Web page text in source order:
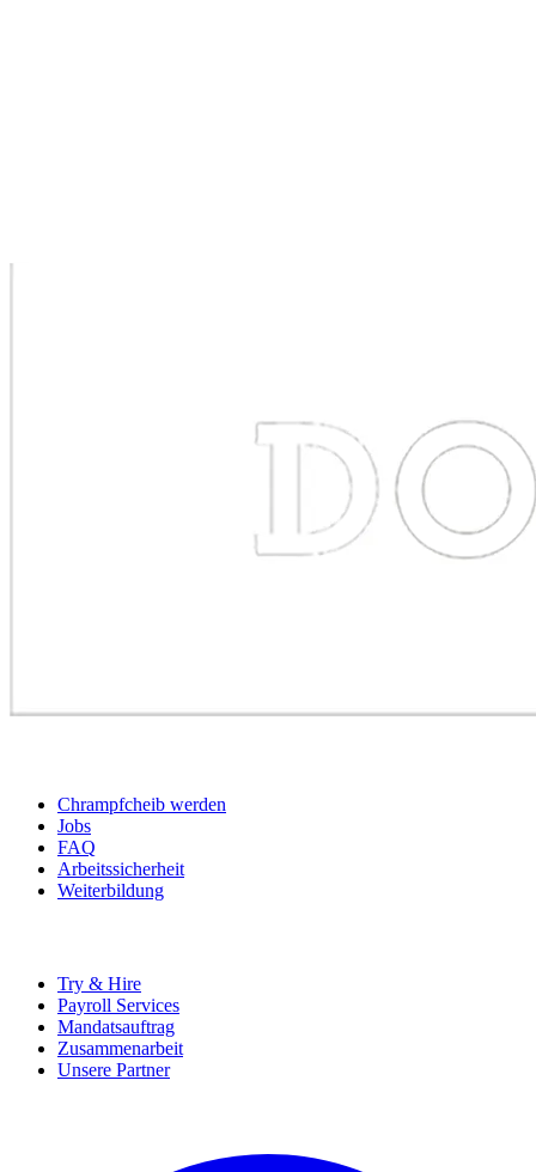
Chrampfcheib werden
Jobs
FAQ
Arbeitssicherheit
Weiterbildung
Try & Hire
Payroll Services
Mandatsauftrag
Zusammenarbeit
Unsere Partner